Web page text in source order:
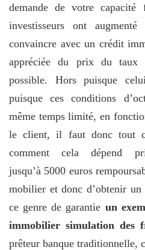
demande de votre capacité
investisseurs ont
convaincre avec un crédit
appréciée du prix du
possible. Hors puisque
puisque ces conditions
même temps limité, en
le client, il faut donc tout
comment cela dépend
jusqu’à 5000 euros
mobilier et donc d’obtenir
ce genre de garantie un
immobilier simulation des
prêteur banque traditionnelle,